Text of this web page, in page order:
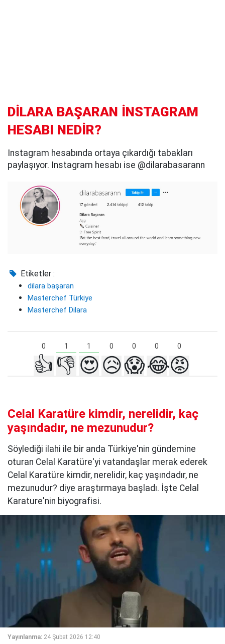
DİLARA BAŞARAN İNSTAGRAM
HESABI NEDİR?
Instagram hesabında ortaya çıkardığı tabakları
paylaşıyor. Instagram hesabı ise @dilarabasarann
Etiketler :
dilara başaran
Masterchef Türkiye
Masterchef Dilara
0 1 1 0 0 0 0
👍 👎 😍😥😱😂😡
Celal Karatüre kimdir, nerelidir, kaç
yaşındadır, ne mezunudur?
Söylediği ilahi ile bir anda Türkiye'nin gündemine
oturan Celal Karatüre'yi vatandaşlar merak ederek
Celal Karatüre kimdir, nerelidir, kaç yaşındadır, ne
mezunudur? diye araştırmaya başladı. İşte Celal
Karature'nin biyografisi.
Yayınlanma: 24 Şubat 2026 12:40